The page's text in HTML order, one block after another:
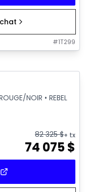
#1T299
NOIR • REBEL
82 325$+ tx
74 075$